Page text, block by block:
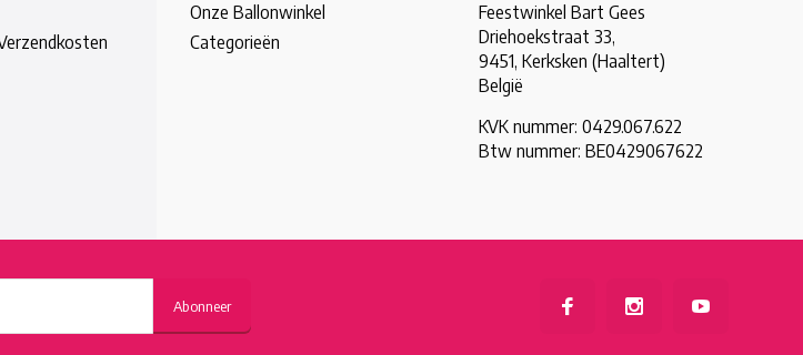
Onze Ballonwinkel
Categorieën
Feestwinkel Bart Gees
Driehoekstraat 33,
9451, Kerksken (Haaltert)
België
KVK nummer: 0429.067.622
Btw nummer: BE0429067622
Abonneer